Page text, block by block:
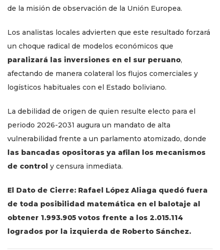
de la misión de observación de la Unión Europea.
Los analistas locales advierten que este resultado forzará
un choque radical de modelos económicos que
paralizará las inversiones en el sur peruano,
afectando de manera colateral los flujos comerciales y
logísticos habituales con el Estado boliviano.
La debilidad de origen de quien resulte electo para el
periodo 2026-2031 augura un mandato de alta
vulnerabilidad frente a un parlamento atomizado, donde
las bancadas opositoras ya afilan los mecanismos
de control y censura inmediata.
El Dato de Cierre: Rafael López Aliaga quedó fuera
de toda posibilidad matemática en el balotaje al
obtener 1.993.905 votos frente a los 2.015.114
logrados por la izquierda de Roberto Sánchez.